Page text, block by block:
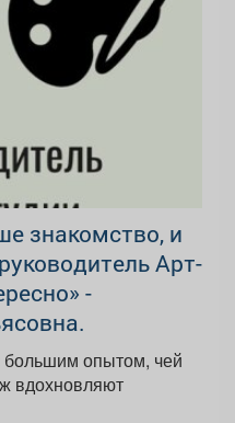
знакомство, и
Арт-
-
большим опытом, чей
вдохновляют